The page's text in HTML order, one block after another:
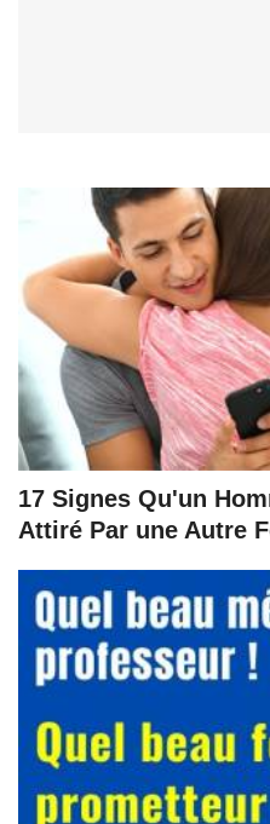
17 Signes Qu'un
Attiré Par une Autre